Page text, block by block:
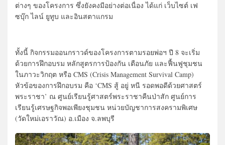
ต่างๆ ของโครงการ ซึ่งยังคงมีอย่างต่อเนื่อง ได้แก่ เว็บไซต์ เฟ
ซบุ๊ก ไลน์ ยูทูบ และอินสตาแกรม
ทั้งนี้ กิจกรรมออนกราวด์ของโครงการตามรอยพ่อฯ ปี 8 จะเริ่ม
ด้วยการฝึกอบรม หลักสูตรการป้องกัน เตือนภัย และฟื้นฟูชุมชน
ในภาวะวิกฤต หรือ CMS (Crisis Management Survival Camp)
หัวข้อของการฝึกอบรม คือ ‘CMS สู้ อยู่ หนี รอดพอดีด้วยศาสตร์
พระราชา’ ณ ศูนย์เรียนรู้ศาสตร์พระราชาคืนป่าสัก ศูนย์การ
เรียนรู้เศรษฐกิจพอเพียงชุมชน หน่วยบัญชาการสงครามพิเศษ
(วัดใหม่เอราวัณ) อ.เมือง จ.ลพบุรี